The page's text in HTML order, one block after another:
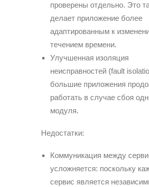
проверены отдельно. Это
делает приложение более
адаптированным к
течением времени.
Улучшенная изоляция
неисправностей (fault
большие приложения
работать в случае сбоя
модуля.
Недостатки:
Коммуникация между
усложняется: поскольку
сервис является